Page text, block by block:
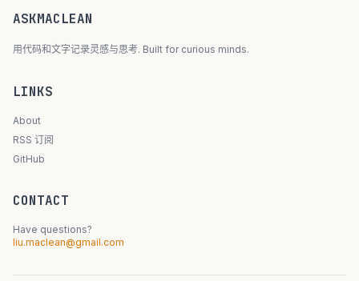
ASKMACLEAN
用代码和文字记录灵感与思考. Built for curious minds.
LINKS
About
RSS 订阅
GitHub
CONTACT
Have questions?
liu.maclean@gmail.com